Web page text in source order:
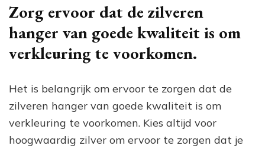
Zorg ervoor dat de zilveren
hanger van goede kwaliteit is om
verkleuring te voorkomen.
Het is belangrijk om ervoor te zorgen dat de
zilveren hanger van goede kwaliteit is om
verkleuring te voorkomen. Kies altijd voor
hoogwaardig zilver om ervoor te zorgen dat je